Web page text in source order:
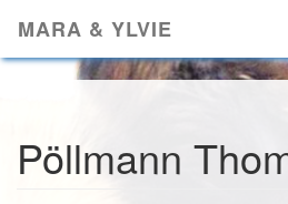
main
MARA & YLVIE
Pöllmann